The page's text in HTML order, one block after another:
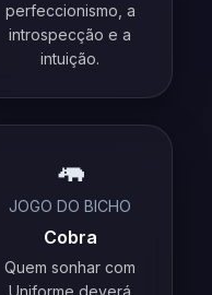
perfeccionismo, a
introspecção e a
intuição.
🦛
JOGO DO BICHO
Cobra
Quem sonhar com
Uniforme deverá